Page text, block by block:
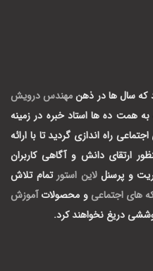
که سال ها در ذهنمهندس درویش
همت ده ها استاد خبره در زمینه
راه اندازی گردید تا با ارائه
ارتقای دانش و آگاهی کاربران
و پرسنللاین استورتمام تلاش
های اجتماعی و محصولات آموزش
دریغ نخواهند کرد.